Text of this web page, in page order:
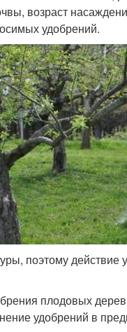
возраст
удобрений.
поэтому действие
плодовых
удобрений в